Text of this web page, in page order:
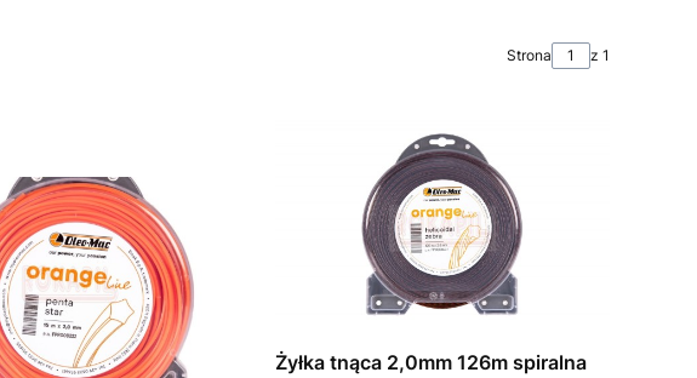
Strona z 1
Żyłka tnąca 2,0mm 126m spiralna